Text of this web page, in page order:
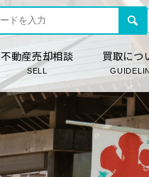
不動産売却相談
SELL
買取につ